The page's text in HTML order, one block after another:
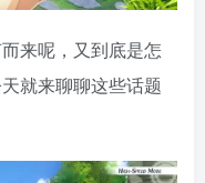
来呢，又到底是怎
就来聊聊这些话题